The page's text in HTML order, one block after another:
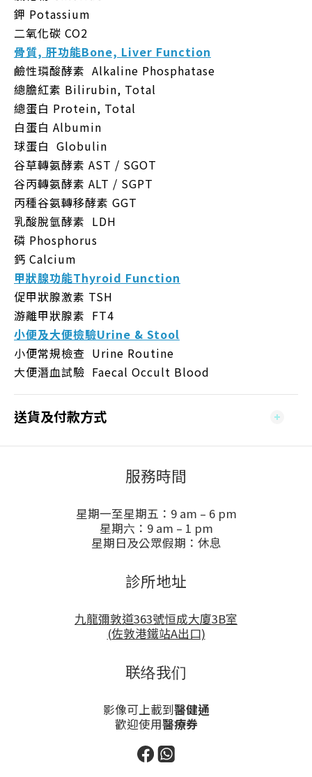
鉀 Potassium
二氧化碳 CO2
骨質, 肝功能Bone, Liver Function
鹼性璘酸酵素 Alkaline Phosphatase
總膽紅素 Bilirubin, Total
總蛋白 Protein, Total
白蛋白 Albumin
球蛋白 Globulin
谷草轉氨酵素 AST / SGOT
谷丙轉氨酵素 ALT / SGPT
丙種谷氨轉移酵素 GGT
乳酸脫氫酵素 LDH
磷 Phosphorus
鈣 Calcium
甲狀腺功能Thyroid Function
促甲狀腺激素 TSH
游離甲狀腺素 FT4
小便及大便檢驗Urine & Stool
小便常規檢查 Urine Routine
大便潛血試驗 Faecal Occult Blood
送貨及付款方式
服務時間
星期一至星期五：9 am – 6 pm
星期六：9 am – 1 pm
星期日及公眾假期：休息
診所地址
九龍彌敦道363號恒成大廈3B室
(佐敦港鐵站A出口)
联络我们
影像可上載到醫健通
歡迎使用醫療券